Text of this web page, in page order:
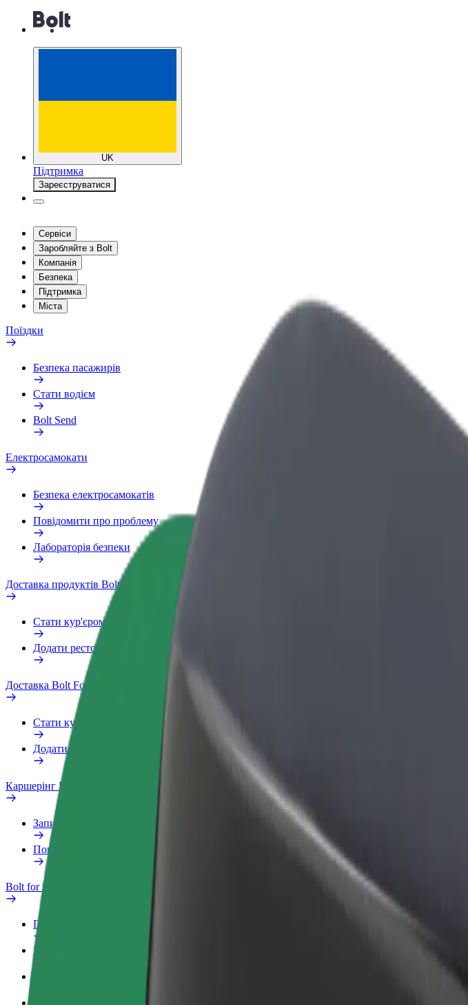
UK
Підтримка
Зареєструватися
Сервіси
Заробляйте з Bolt
Компанія
Безпека
Підтримка
Міста
Поїздки
Безпека пасажирів
Стати водієм
Bolt Send
Електросамокати
Безпека електросамокатів
Повідомити про проблему
Лабораторія безпеки
Доставка продуктів Bolt Market
Стати кур'єром
Додати ресторан чи крамницю
Доставка Bolt Food
Стати кур'єром
Додати ресторан чи крамницю
Каршерінг Bolt Drive
Запитання та відповіді
Повідомити про проблему з ТЗ
Bolt for Business
Переваги
Робочий обліковий запис
Bolt Food для корпоративних клієнтів